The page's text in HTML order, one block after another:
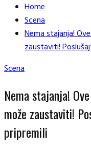
Home
Scena
Nema stajanja!
zaustaviti!
Scena
Nema stajanja!
može zaustaviti!
pripremili